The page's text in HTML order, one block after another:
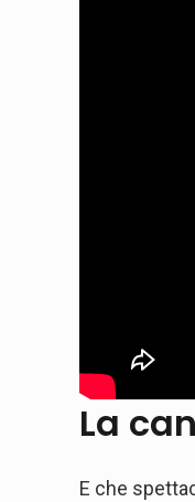
La
E che